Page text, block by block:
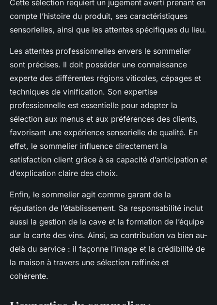
Cette sélection requiert un jugement averti prenant en
compte l’histoire du produit, ses caractéristiques
sensorielles, ainsi que les attentes spécifiques du lieu.
Les attentes professionnelles envers le sommelier
sont précises. Il doit posséder une connaissance
experte des différentes régions viticoles, cépages et
techniques de vinification. Son expertise
professionnelle est essentielle pour adapter la
sélection aux menus et aux préférences des clients,
favorisant une expérience sensorielle de qualité. En
effet, le sommelier influence directement la
satisfaction client grâce à sa capacité d’anticipation et
d’explication claire des choix.
Enfin, le sommelier agit comme garant de la
réputation de l’établissement. Sa responsabilité inclut
aussi la gestion de la cave et la formation de l’équipe
sur la carte des vins. Ainsi, sa contribution va bien au-
delà du service : il façonne l’image et la crédibilité de
la maison à travers une sélection raffinée et
cohérente.